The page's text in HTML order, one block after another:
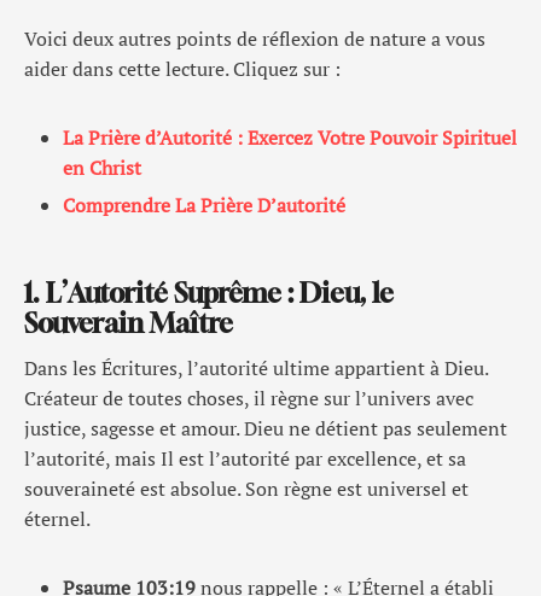
Voici deux autres points de réflexion de nature a vous
aider dans cette lecture. Cliquez sur :
La Prière d’Autorité : Exercez Votre Pouvoir Spirituel
en Christ
Comprendre La Prière D’autorité
1. L’Autorité Suprême : Dieu, le
Souverain Maître
Dans les Écritures, l’autorité ultime appartient à Dieu.
Créateur de toutes choses, il règne sur l’univers avec
justice, sagesse et amour. Dieu ne détient pas seulement
l’autorité, mais Il est l’autorité par excellence, et sa
souveraineté est absolue. Son règne est universel et
éternel.
Psaume 103:19nous rappelle : « L’Éternel a établi